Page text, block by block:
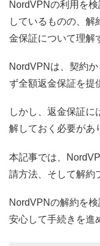
NordVPNの利用を
しているものの、解
金保証について理解
NordVPNは、契約
ず全額返金保証を提
しかし、返金保証に
解しておく必要があ
本記事では、
請方法、そして解約
NordVPNの解約を
安心して手続きを進